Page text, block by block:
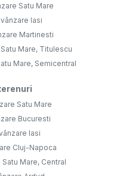
Satu Mare
Iasi
Martinesti
Mare, Titulescu
Mare, Semicentral
Satu Mare
Bucuresti
Iasi
Cluj-Napoca
Mare, Central